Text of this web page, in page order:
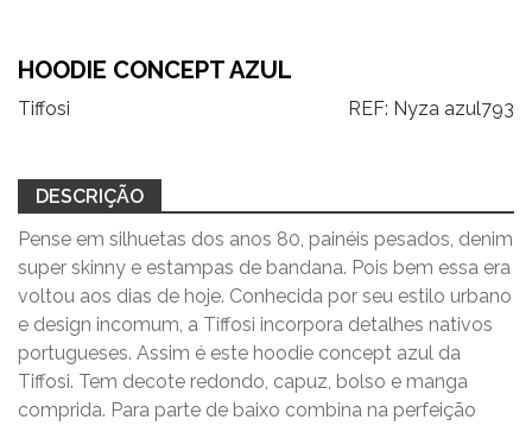
HOODIE CONCEPT AZUL
Tiffosi REF: Nyza azul793
DESCRIÇÃO
Pense em silhuetas dos anos 80, painéis pesados, denim
super skinny e estampas de bandana. Pois bem essa era
voltou aos dias de hoje. Conhecida por seu estilo urbano
e design incomum, a Tiffosi incorpora detalhes nativos
portugueses. Assim é este hoodie concept azul da
Tiffosi. Tem decote redondo, capuz, bolso e manga
comprida. Para parte de baixo combina na perfeição